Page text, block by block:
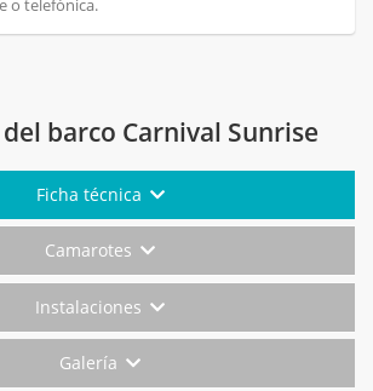
o telefónica.
barco Carnival Sunrise
Ficha técnica
Camarotes
Instalaciones
Galería